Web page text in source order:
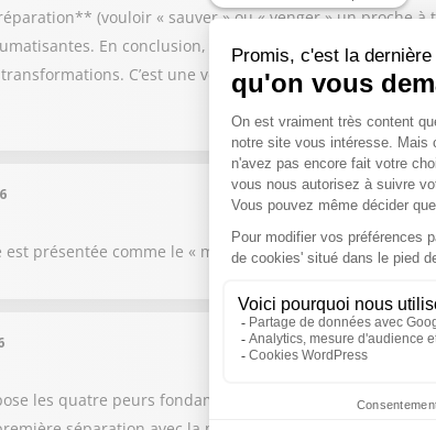
(vouloir « sauver » ou « venger » un proche
En conclusion, savoir aimer est un travail de
C’est une véritable « mue » qui permet
est présentée comme le « moteur » indispensable du
les quatre peurs fondamentales qui entravent